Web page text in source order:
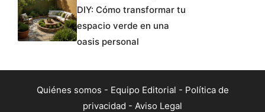
DIY: Cómo transformar tu
espacio verde en una
oasis personal
Quiénes somos - Equipo Editorial - Política de
privacidad - Aviso Legal